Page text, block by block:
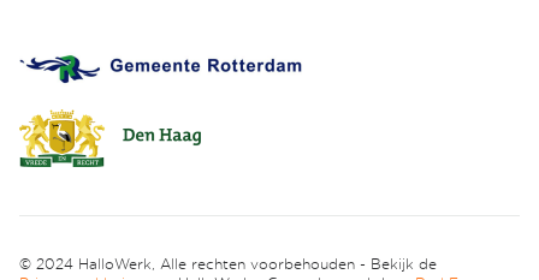
© 2024 HalloWerk, Alle rechten voorbehouden - Bekijk de